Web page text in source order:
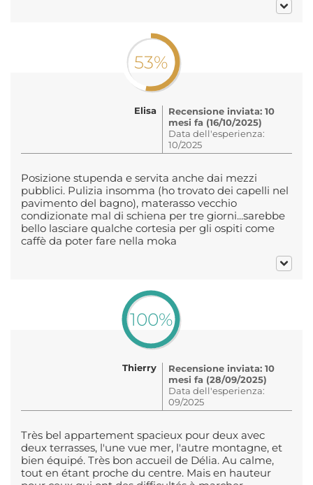
53%
Elisa
Recensione inviata: 10
mesi fa (16/10/2025)
Data dell'esperienza:
10/2025
Posizione stupenda e servita anche dai mezzi
pubblici. Pulizia insomma (ho trovato dei capelli nel
pavimento del bagno), materasso vecchio
condizionate mal di schiena per tre giorni...sarebbe
bello lasciare qualche cortesia per gli ospiti come
caffè da poter fare nella moka
100%
Thierry
Recensione inviata: 10
mesi fa (28/09/2025)
Data dell'esperienza:
09/2025
Très bel appartement spacieux pour deux avec
deux terrasses, l'une vue mer, l'autre montagne, et
bien équipé. Très bon accueil de Délia. Au calme,
tout en étant proche du centre. Mais en hauteur